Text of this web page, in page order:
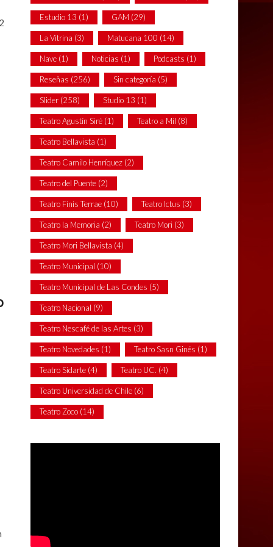
Estudio 13 (1) GAM (29)
La Vitrina (3) Matucana 100 (14)
Nave (1) Noticias (1) Podcasts (1)
Reseñas (256) Sin categoría (5)
Slider (258) Studio 13 (1)
Teatro Agustín Siré (1) Teatro a Mil (8)
Teatro Bellavista (1)
Teatro Camilo Henríquez (2)
Teatro del Puente (2)
Teatro Finis Terrae (10) Teatro Ictus (3)
Teatro la Memoria (2) Teatro Mori (3)
Teatro Mori Bellavista (4)
Teatro Municipal (10)
Teatro Municipal de Las Condes (5)
Teatro Nacional (9)
Teatro Nescafé de las Artes (3)
Teatro Novedades (1) Teatro Sasn Ginés (1)
Teatro Sidarte (4) Teatro UC. (4)
Teatro Universidad de Chile (6)
Teatro Zoco (14)